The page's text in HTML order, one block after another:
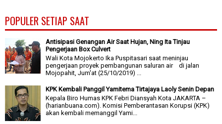
POPULER SETIAP SAAT
Antisipasi Genangan Air Saat Hujan, Ning Ita Tinjau
Pengerjaan Box Culvert
Wali Kota Mojokerto Ika Puspitasari saat meninjau
pengerjaan proyek pembangunan saluran air di jalan
Mojopahit, Jum'at (25/10/2019) ...
KPK Kembali Panggil Yamitema Tirtajaya Laoly Senin Depan
Kepala Biro Humas KPK Febri Diansyah Kota JAKARTA –
(harianbuana.com). Komisi Pemberantasan Korupsi (KPK)
akan kembali memanggil Yami...